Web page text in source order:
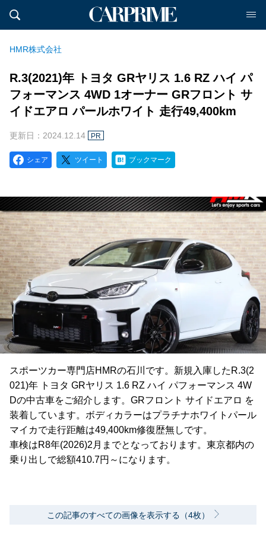
HMR株式会社
R.3(2021)年 トヨタ GRヤリス 1.6 RZ ハイ パ
フォーマンス 4WD 1オーナー GRフロント サ
イドエアロ パールホワイト 走行49,400km
更新日：2024.12.14 PR
シェア ツイート ブックマーク
スポーツカー専門店HMRの石川です。新規入庫したR.3(2
021)年 トヨタ GRヤリス 1.6 RZ ハイ パフォーマンス 4W
Dの中古車をご紹介します。GRフロント サイドエアロ を
装着しています。ボディカラーはプラチナホワイトパール
マイカで走行距離は49,400km修復歴無しです。
車検はR8年(2026)2月までとなっております。東京都内の
乗り出しで総額410.7円～になります。
この記事のすべての画像を表示する（4枚）